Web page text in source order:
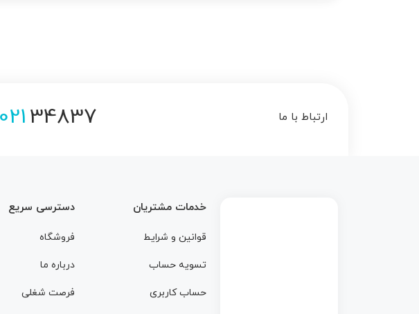
ارتباط با ما 02134837
خدمات مشتریان
قوانین و شرایط
تسویه حساب
حساب کاربری
دسترسی سریع
فروشگاه
درباره ما
فرصت شغلی